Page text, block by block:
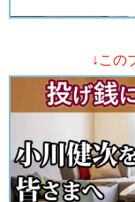
↓この